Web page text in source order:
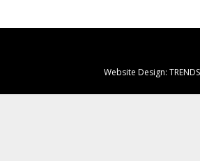
Website Design: